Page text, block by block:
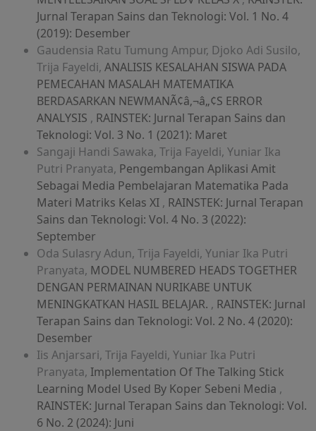
Jurnal Terapan Sains dan Teknologi: Vol. 1 No. 4
(2019): Desember
Gaudensia Ratu Tumung Ampur, Djoko Adi Susilo,
Trija Fayeldi, ANALISIS KESALAHAN SISWA PADA
PEMECAHAN MASALAH MATEMATIKA
BERDASARKAN NEWMANÃ¢â‚¬â„¢S ERROR
ANALYSIS , RAINSTEK: Jurnal Terapan Sains dan
Teknologi: Vol. 3 No. 1 (2021): Maret
Sangaji Handi Sawaka, Trija Fayeldi, Yuniar Ika
Putri Pranyata, Pengembangan Aplikasi Amit
Sebagai Media Pembelajaran Matematika Pada
Materi Matriks Kelas XI , RAINSTEK: Jurnal Terapan
Sains dan Teknologi: Vol. 4 No. 3 (2022):
September
Oda Sulasry Adun, Trija Fayeldi, Yuniar Ika Putri
Pranyata, MODEL NUMBERED HEADS TOGETHER
DENGAN PERMAINAN NURIKABE UNTUK
MENINGKATKAN HASIL BELAJAR. , RAINSTEK: Jurnal
Terapan Sains dan Teknologi: Vol. 2 No. 4 (2020):
Desember
Iis Anjarsari, Trija Fayeldi, Yuniar Ika Putri
Pranyata, Implementation Of The Talking Stick
Learning Model Used By Koper Sebeni Media ,
RAINSTEK: Jurnal Terapan Sains dan Teknologi: Vol.
6 No. 2 (2024): Juni